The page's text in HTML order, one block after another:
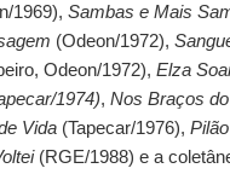
1969), Sambas e Mais
(Odeon/1972),
Odeon/1972), Elza
1974), Nos Braços do
Vida (Tapecar/1976),
(RGE/1988) e a